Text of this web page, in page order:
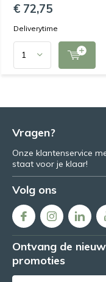
€ 72,75
Deliverytime
Vragen?
Onze klantenservice
staat voor je klaar!
Volg ons
Ontvang de
promoties